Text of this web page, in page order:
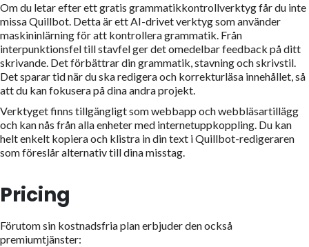
Om du letar efter ett gratis grammatikkontrollverktyg får du inte
missa Quillbot. Detta är ett AI-drivet verktyg som använder
maskininlärning för att kontrollera grammatik. Från
interpunktionsfel till stavfel ger det omedelbar feedback på ditt
skrivande. Det förbättrar din grammatik, stavning och skrivstil.
Det sparar tid när du ska redigera och korrekturläsa innehållet, så
att du kan fokusera på dina andra projekt.
Verktyget finns tillgängligt som webbapp och webbläsartillägg
och kan nås från alla enheter med internetuppkoppling. Du kan
helt enkelt kopiera och klistra in din text i Quillbot-redigeraren
som föreslår alternativ till dina misstag.
Pricing
Förutom sin kostnadsfria plan erbjuder den också
premiumtjänster: